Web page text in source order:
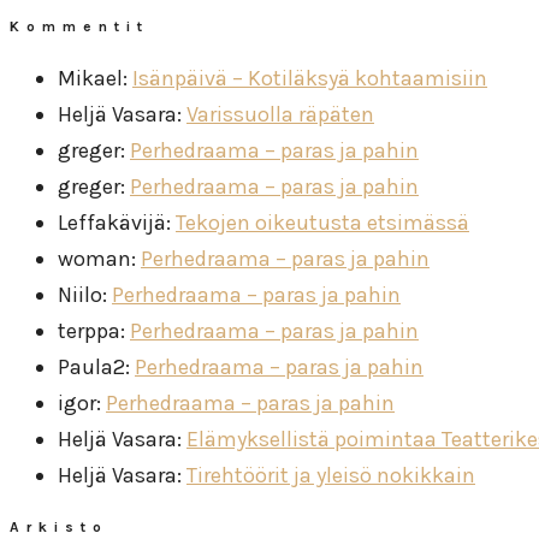
Kommentit
Mikael: Isänpäivä – Kotiläksyä kohtaamisiin
Heljä Vasara: Varissuolla räpäten
greger: Perhedraama – paras ja pahin
greger: Perhedraama – paras ja pahin
Leffakävijä: Tekojen oikeutusta etsimässä
woman: Perhedraama – paras ja pahin
Niilo: Perhedraama – paras ja pahin
terppa: Perhedraama – paras ja pahin
Paula2: Perhedraama – paras ja pahin
igor: Perhedraama – paras ja pahin
Heljä Vasara: Elämyksellistä poimintaa
Heljä Vasara: Tirehtöörit ja yleisö nokikkain
Arkisto